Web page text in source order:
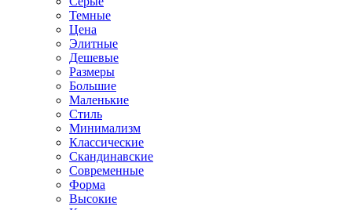
Темные
Цена
Элитные
Дешевые
Размеры
Большие
Маленькие
Стиль
Минимализм
Классические
Скандинавские
Современные
Форма
Высокие